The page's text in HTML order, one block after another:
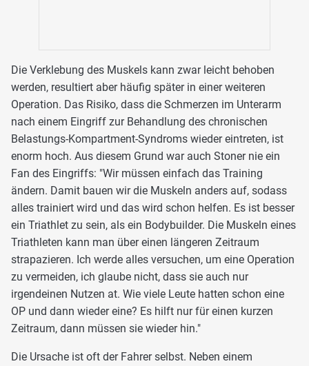
Die Verklebung des Muskels kann zwar leicht behoben
werden, resultiert aber häufig später in einer weiteren
Operation. Das Risiko, dass die Schmerzen im Unterarm
nach einem Eingriff zur Behandlung des chronischen
Belastungs-Kompartment-Syndroms wieder eintreten, ist
enorm hoch. Aus diesem Grund war auch Stoner nie ein
Fan des Eingriffs: "Wir müssen einfach das Training
ändern. Damit bauen wir die Muskeln anders auf, sodass
alles trainiert wird und das wird schon helfen. Es ist besser
ein Triathlet zu sein, als ein Bodybuilder. Die Muskeln eines
Triathleten kann man über einen längeren Zeitraum
strapazieren. Ich werde alles versuchen, um eine Operation
zu vermeiden, ich glaube nicht, dass sie auch nur
irgendeinen Nutzen at. Wie viele Leute hatten schon eine
OP und dann wieder eine? Es hilft nur für einen kurzen
Zeitraum, dann müssen sie wieder hin."
Die Ursache ist oft der Fahrer selbst. Neben einem